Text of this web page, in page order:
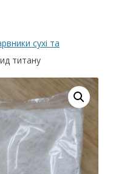
сухі та
титану